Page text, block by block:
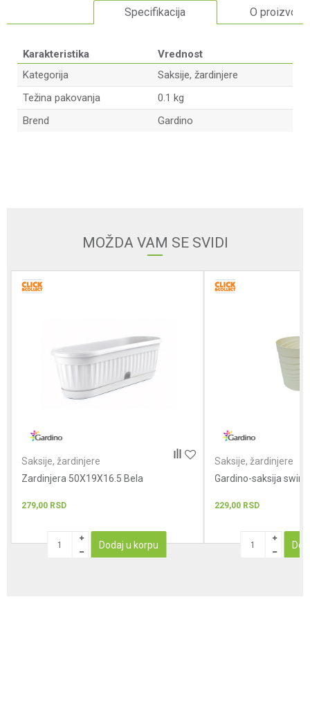
Specifikacija O proizvodu
Karakteristika
Vrednost
Kategorija
Saksije, žardinjere
Težina pakovanja
0.1 kg
Brend
Gardino
Poruka
MOŽDA VAM SE SVIDI
Saksije, žardinjere
Zardinjera 50X19X16.5 Bela
279,00 RSD
Dodaj u korpu
Saksije, žardinjere
Gardino-saksija
229,00 RSD